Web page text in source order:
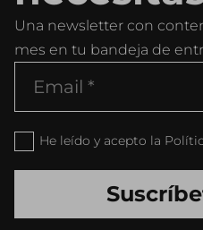
Una newsletter con
mes en tu bandeja de
He leído y acepto la